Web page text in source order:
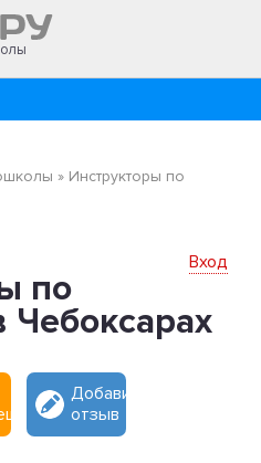
» Инструкторы по
Вход
по
Добавить
отзыв